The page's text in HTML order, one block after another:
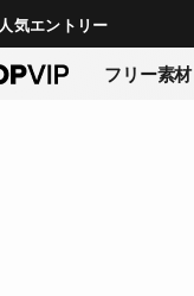
人気エントリー
フリー素材